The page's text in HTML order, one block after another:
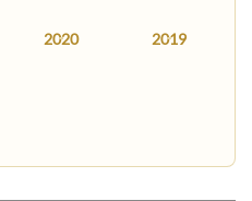
2020 2019